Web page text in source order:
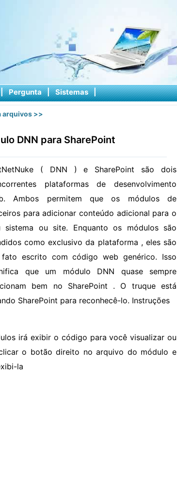
Pergunta | Sistemas |
arquivos >>
DNN para SharePoint
( DNN ) e SharePoint são dois
plataformas de desenvolvimento
Ambos permitem que os módulos de
para adicionar conteúdo adicional para o
sistema ou site. Enquanto os módulos são
como exclusivo da plataforma , eles são
escrito com código web genérico. Isso
que um módulo DNN quase sempre
bem no SharePoint . O truque está
SharePoint para reconhecê-lo. Instruções
irá exibir o código para você visualizar ou
o botão direito no arquivo do módulo e
la